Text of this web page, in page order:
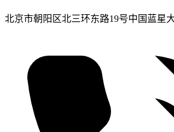
北京市朝阳区北三环东路19号中国蓝星